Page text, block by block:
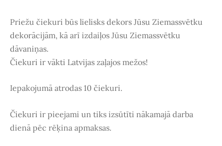
Priežu čiekuri būs lielisks dekors Jūsu Ziemassvētku
dekorācijām, kā arī izdaiļos Jūsu Ziemassvētku
dāvaniņas.
Čiekuri ir vākti Latvijas zaļajos mežos!
Iepakojumā atrodas 10 čiekuri.
Čiekuri ir pieejami un tiks izsūtīti nākamajā darba
dienā pēc rēķina apmaksas.